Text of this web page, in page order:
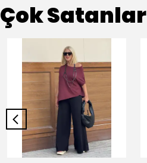
Çok Satanlar